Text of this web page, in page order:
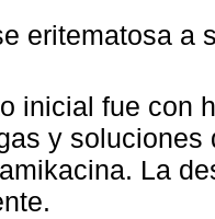
eritematosa a
inicial fue con
y
La